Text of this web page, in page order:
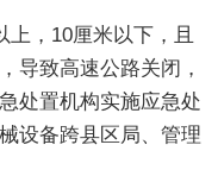
，10厘米以下，且
导致高速公路关闭，
处置机构实施应急处
设备跨县区局、管理